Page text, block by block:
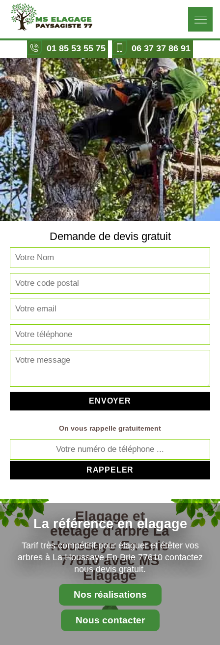
01 85 53 55 75 06 37 37 86 91
La référence en elagage
Tarif très compétitif pour élaguer et étêter vos
arbres à La Houssaye En Brie 77610 contactez
nous devis gratuit.
Nos réalisations
Nous contacter
Demande de devis gratuit
On vous rappelle gratuitement
Elagage et
etetage d'arbre La
Houssaye En Brie
77610 avec MS
Elagage
Paysagiste